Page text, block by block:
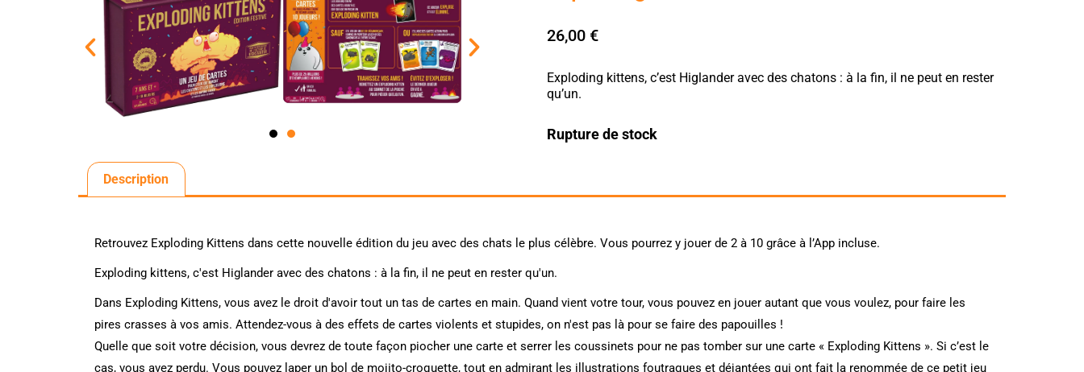
26,00 €
Exploding kittens, c’est Higlander avec des chatons : à la fin, il ne peut en rester
qu’un.
Rupture de stock
Description
Retrouvez Exploding Kittens dans cette nouvelle édition du jeu avec des chats le plus célèbre. Vous pourrez y jouer de 2 à 10 grâce à l’App incluse.
Exploding kittens, c'est Higlander avec des chatons : à la fin, il ne peut en rester qu'un.
Dans Exploding Kittens, vous avez le droit d'avoir tout un tas de cartes en main. Quand vient votre tour, vous pouvez en jouer autant que vous voulez, pour faire les
pires crasses à vos amis. Attendez-vous à des effets de cartes violents et stupides, on n'est pas là pour se faire des papouilles !
Quelle que soit votre décision, vous devrez de toute façon piocher une carte et serrer les coussinets pour ne pas tomber sur une carte « Exploding Kittens ». Si c’est le
cas, vous avez perdu. Vous pouvez laper un bol de mojito-croquette, tout en admirant les illustrations foutraques et déjantées qui ont fait la renommée de ce petit jeu